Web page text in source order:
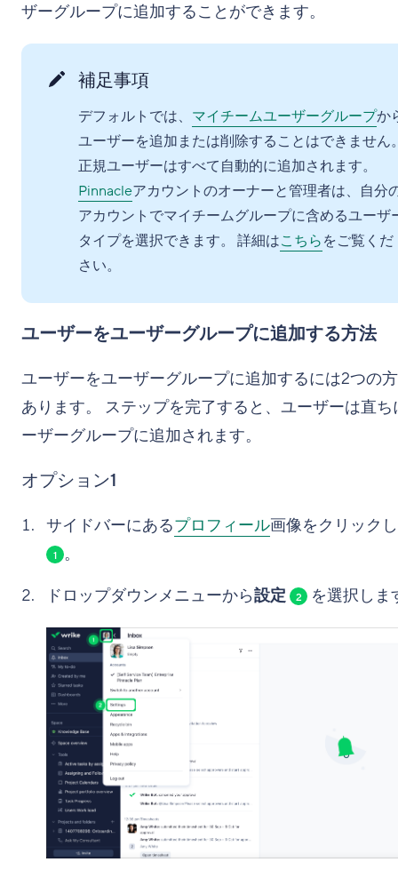
ザーグループに追加することができます。
補足事項
デフォルトでは、 マイチームユーザーグループか
ユーザーを追加または削除することはできません
正規ユーザーはすべて自動的に追加されます。
Pinnacleアカウントのオーナーと管理者は、自分
アカウントでマイチームグループに含めるユーザ
タイプを選択できます。 詳細はこちらをご覧くだ
さい。
ユーザーをユーザーグループに追加する方法
ユーザーをユーザーグループに追加するには2つの
あります。 ステップを完了すると、ユーザーは直ち
ーザーグループに追加されます。
オプション1
サイドバーにあるプロフィール画像をクリック
1 。
ドロップダウンメニューから設定 2 を選択しま